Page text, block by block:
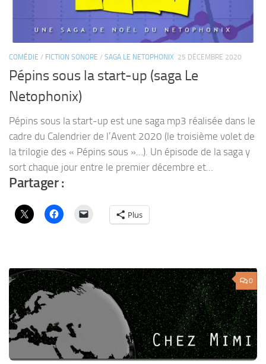
COMÉDIE / FICTION SONORE / SAGA LE NETOPHONIX 25 DÉCEMBRE 2020
Pépins sous la start-up (saga Le
Netophonix)
Pépins sous la start-up est une saga mp3 réalisée dans le
cadre du Calendrier de l’Avent 2020 (le troisième volet de
la trilogie des « Pépins sous »…). Un épisode de la saga y
sort chaque jour entre le premier décembre et...
Partager :
Plus
0